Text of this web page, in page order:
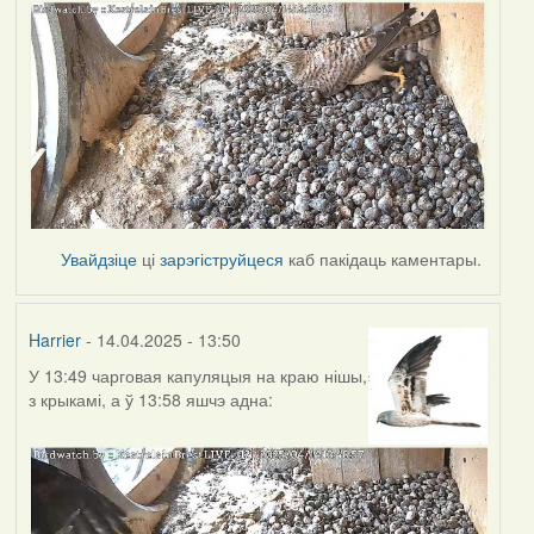
Увайдзіце цізарэгіструйцеся каб пакідаць каментары.
Harrier- 14.04.2025 - 13:50
У 13:49 чарговая капуляцыя на краю нішы,
з крыкамі, а ў 13:58 яшчэ адна: